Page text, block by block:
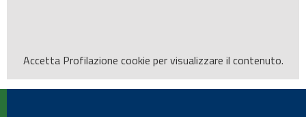
Accetta Profilazione cookie per visualizzare il contenuto.